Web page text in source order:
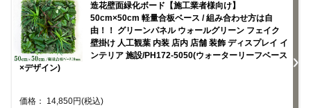
造花壁面緑化ボード【施工業者様向け】
50cm×50cm 軽量合板ベース / 組み合わせ方は自
由！！ グリーンパネル ウォールグリーン フェイク
壁掛け 人工観葉 内装 店内 店舗 装飾 ディスプレイ イ
ンテリア 施設/PH172-5050(ウォーターリーフベース
×デザイン)
価格： 14,850円(税込)